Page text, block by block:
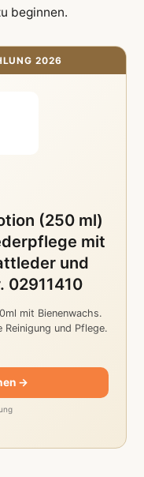
beginnen.
2026
(250 ml)
mit
und
02911410
mit Bienenwachs.
Reinigung und Pflege.
→